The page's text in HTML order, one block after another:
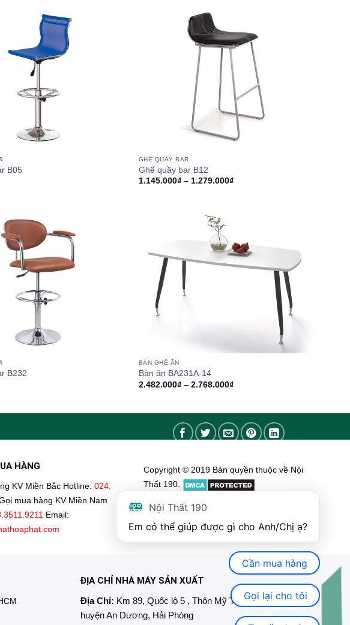
B05
GHẾ QUẦY BAR
Ghế quầy bar B12
1.145.000₫ – 1.279.000₫Khoảng
B232
BÀN GHẾ ĂN
Bàn ăn BA231A-14
2.482.000₫ – 2.768.000₫Khoảng
đến
2.768.000₫
HÀNG
KV Miền Bắc Hotline: 024.
mua hàng KV Miền Nam
Email:
Copyright © 2019 Bản quyền thuộc về Nội
Thất 190.
ĐỊA CHỈ NHÀ MÁY SẢN XUẤT
Địa Chỉ: Km 89, Quốc lộ 5 , Thôn Mỹ Tranh, xã Nam Sơn,
huyện An Dương, Hải Phòng
Nội Thất 190
Cần mua hàng
Gọi lại cho tôi